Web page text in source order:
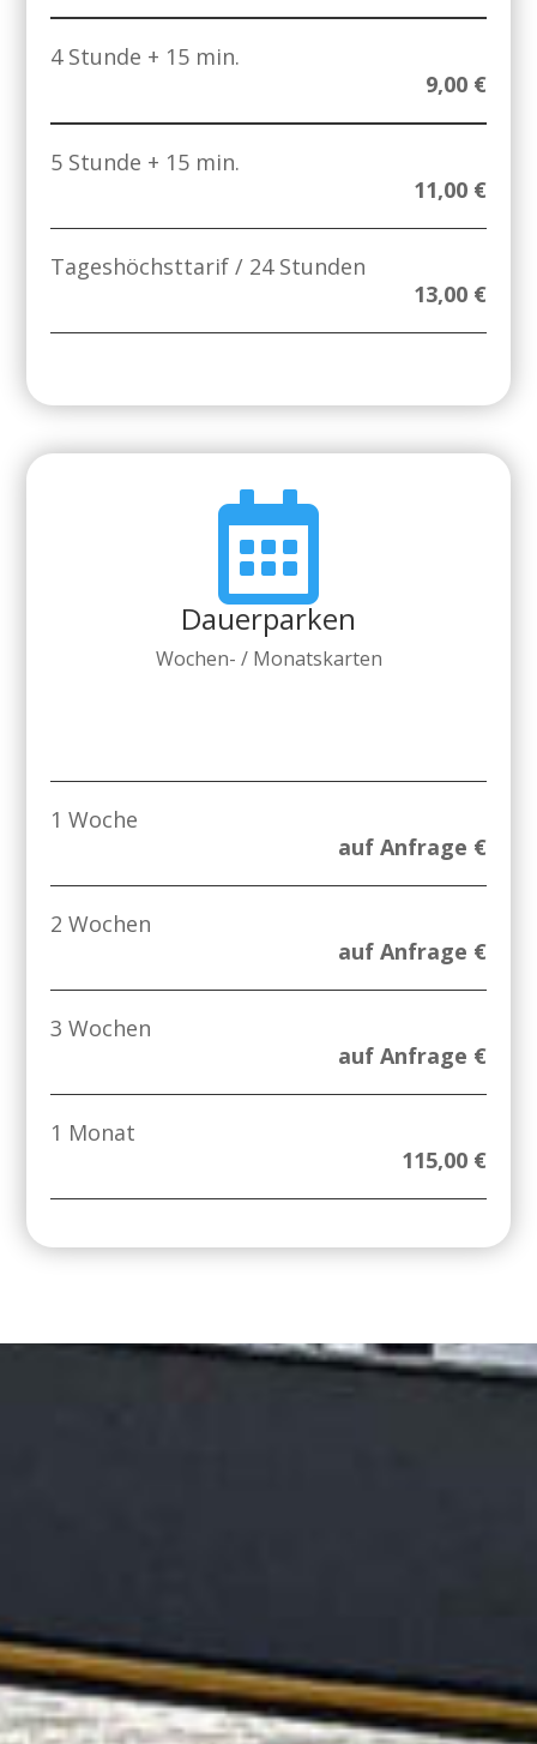
4 Stunde + 15 min.
9,00 €
5 Stunde + 15 min.
11,00 €
Tageshöchsttarif / 24 Stunden
13,00 €

Dauerparken
Wochen- / Monatskarten
1 Woche
auf Anfrage €
2 Wochen
auf Anfrage €
3 Wochen
auf Anfrage €
1 Monat
115,00 €